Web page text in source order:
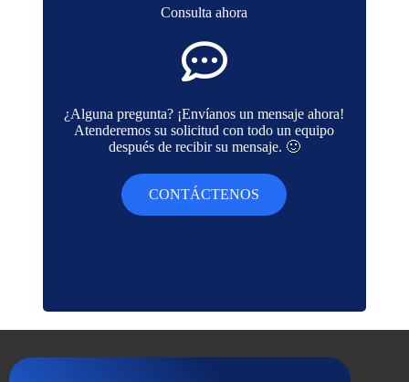
Consulta ahora
¿Alguna pregunta? ¡Envíanos un mensaje ahora!
Atenderemos su solicitud con todo un equipo
después de recibir su mensaje. 🙂
CONTÁCTENOS